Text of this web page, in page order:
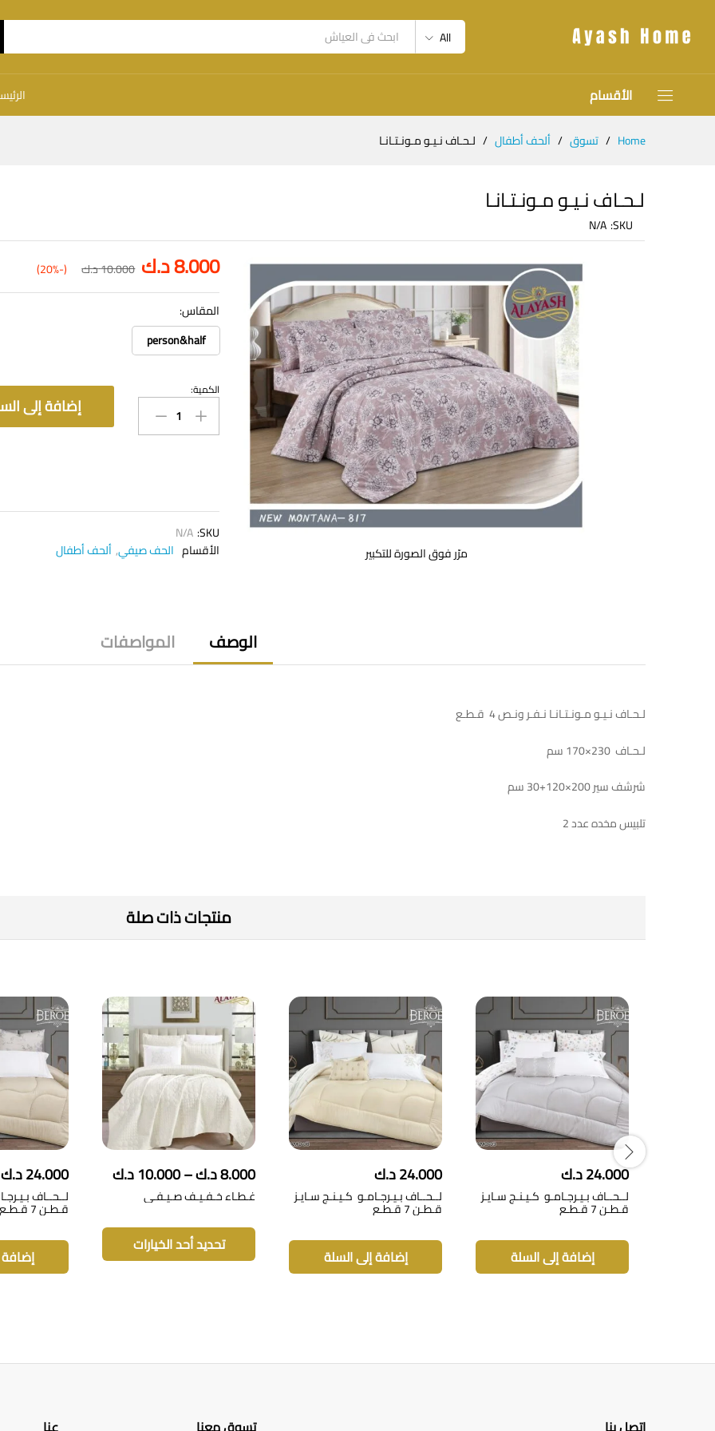
All
الأقسام
Home
/ تسوق / ألحف أطفال / لـحـاف نـيـو مـونـتـانـا
لـحـاف نـيـو مـونـتـانـا
SKU:
N/A
مرّر فوق الصورة للتكبير
8.000د.ك 10.000د.ك
(-20%)
المقاس:
person&half
لـحـاف
نـيـو
مـونـتـانـا
الكمية:
إضافة إلى
SKU:
N/A
الأقسام الحف صيفي, ألحف أطفال
الوصف المواصفات
لـحـاف نـيـو مـونـتـانـا نـفـر ونـص 4 قـطـع
لـحـاف 230×170 سم
شرشف سير 200×120+30 سم
تلبيس مخده عدد 2
منتجات ذات صلة
24.000د.ك
لــحــاف بـيـرجـامـو كـيـنـج سـايـز
قـطـن 7 قـطـع
إضافة إلى السلة
24.000د.ك
لــحــاف بـيـرجـامـو كـيـنـج سـايـز
قـطـن 7 قـطـع
إضافة إلى السلة
8.000د.ك–
10.000د.كنطاق
خلال
غـطـاء خـفـيـف صـيـفـي
تحديد أحد الخيارات
العديد
من
الأشكال
اختيار
24.000د.ك
لــحــاف
قـطـن 7 قـطـع